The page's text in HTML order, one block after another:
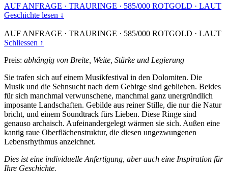
AUF ANFRAGE · TRAURINGE · 585/000 ROTGOLD · LAUT
Geschichte lesen ↓
AUF ANFRAGE · TRAURINGE · 585/000 ROTGOLD · LAUT
Schliessen ↑
Preis: abhängig von Breite, Weite, Stärke und Legierung
Sie trafen sich auf einem Musikfestival in den Dolomiten. Die
Musik und die Sehnsucht nach dem Gebirge sind geblieben. Beides
für sich manchmal verwunschene, manchmal ganz unergründlich
imposante Landschaften. Gebilde aus reiner Stille, die nur die Natur
bricht, und einem Soundtrack fürs Lieben. Diese Ringe sind
genauso archaisch. Aufeinandergelegt wärmen sie sich. Außen eine
kantig raue Oberflächenstruktur, die diesen ungezwungenen
Lebensrhythmus anzeichnet.
Dies ist eine individuelle Anfertigung, aber auch eine Inspiration für
Ihre Geschichte.